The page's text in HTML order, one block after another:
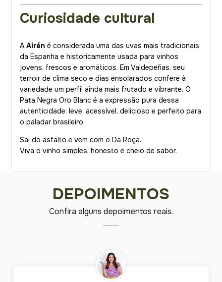
Curiosidade cultural
A Airén é considerada uma das uvas mais tradicionais
da Espanha e historicamente usada para vinhos
jovens, frescos e aromáticos. Em Valdepeñas, seu
terroir de clima seco e dias ensolarados confere à
variedade um perfil ainda mais frutado e vibrante. O
Pata Negra Oro Blanc é a expressão pura dessa
autenticidade: leve, acessível, delicioso e perfeito para
o paladar brasileiro.
Sai do asfalto e vem com o Da Roça.
Viva o vinho simples, honesto e cheio de sabor.
DEPOIMENTOS
Confira alguns depoimentos reais.